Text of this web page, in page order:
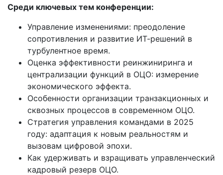
Среди ключевых тем конференции:
Управление изменениями: преодоление
сопротивления и развитие ИТ-решений в
турбулентное время.
Оценка эффективности реинжиниринга и
централизации функций в ОЦО: измерение
экономического эффекта.
Особенности организации транзакционных и
сквозных процессов в современном ОЦО.
Стратегия управления командами в 2025
году: адаптация к новым реальностям и
вызовам цифровой эпохи.
Как удерживать и взращивать управленческий
кадровый резерв ОЦО.